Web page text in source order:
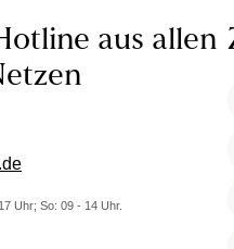
aus allen
Uhr; So: 09 - 14 Uhr.